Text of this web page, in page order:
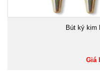
Bút ký kim
Giá